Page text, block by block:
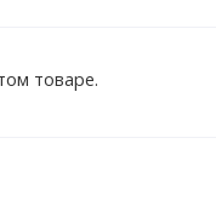
товаре.